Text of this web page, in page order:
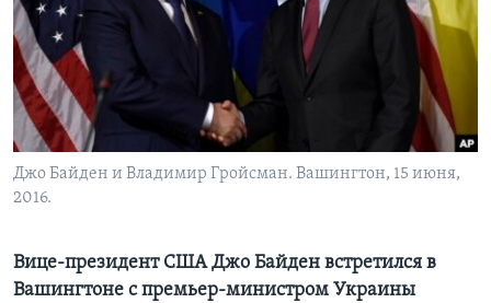
Learning English
СОЦИАЛЬНЫЕ СЕТИ
Языки
Джо Байден и Владимир Гройсман. Вашингтон, 15 июня,
2016.
Вице-президент США Джо Байден встретился в
Вашингтоне с премьер-министром Украины